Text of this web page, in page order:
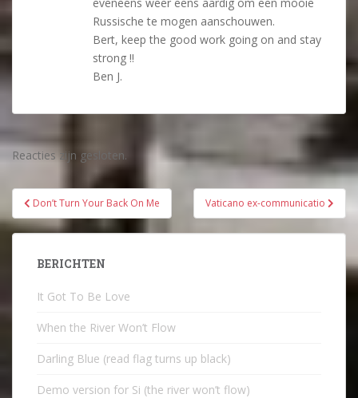
Russische te mogen aanschouwen.
Bert, keep the good work going on and stay
strong !!
Ben J.
Reacties zijn gesloten.
Bericht
navigatie
Don’t Turn Your Back On Me Vaticano ex-communicatio
BERICHTEN
It Got To Be Love
When the River Won’t Flow
Darling Blue (read flag turns up black)
Demo version for Si (the river won’t flow)